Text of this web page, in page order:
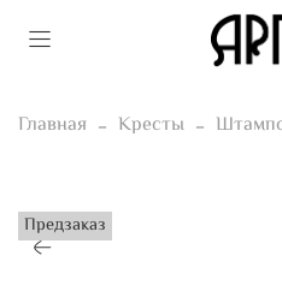
Главная Кресты
Предзаказ